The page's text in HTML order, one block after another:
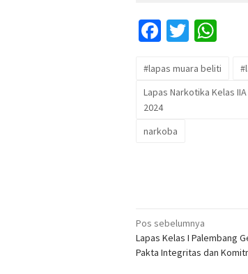
Facebook
Twitter
#lapas muara beliti
Lapas Narkotika Kelas
2024
narkoba
Navigasi
pos
Pos sebelumnya
Lapas Kelas I Palembang
Pakta Integritas dan